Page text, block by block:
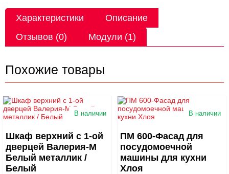
Характеристики
Описание
Отзывов (0)
Модули (1)
Похожие товары
В наличии
Шкаф верхний с 1-ой
дверцей Валерия-М
Белый металлик /
Белый
В наличии
ПМ 600-Фасад для
посудомоечной
машины для кухни
Хлоя